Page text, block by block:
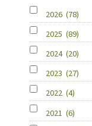
2026 (78)
2025 (89)
2024 (20)
2023 (27)
2022 (4)
2021 (6)